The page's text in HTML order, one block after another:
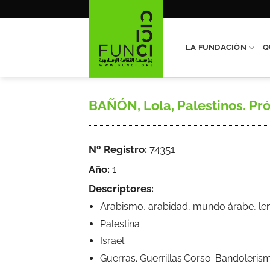
LA FUNDACIÓN
BAÑÓN, Lola, Palestinos.
Nº Registro: 74351
Año: 1
Descriptores:
Arabismo, arabidad, mundo árabe,
Palestina
Israel
Guerras. Guerrillas.Corso.